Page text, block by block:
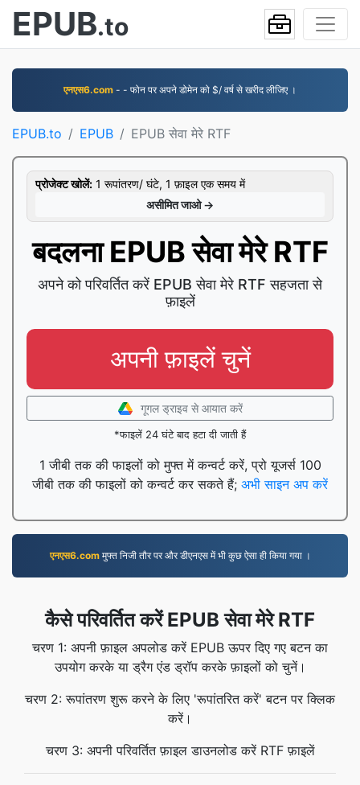
EPUB.to
एनएस6.com - - फोन पर अपने डोमेन को $/ वर्ष से खरीद लीजिए ।
EPUB.to EPUB EPUB सेवा मेरे RTF
प्रोजेक्ट खोलें: 1 रूपांतरण/ घंटे, 1 फ़ाइल एक समय में
असीमित जाओ →
बदलना EPUB सेवा मेरे RTF
अपने को परिवर्तित करें EPUB सेवा मेरे RTF सहजता से
फ़ाइलें
अपनी फ़ाइलें चुनें
गूगल ड्राइव से आयात करें
*फाइलें 24 घंटे बाद हटा दी जाती हैं
1 जीबी तक की फाइलों को मुफ्त में कन्वर्ट करें, प्रो यूजर्स 100
जीबी तक की फाइलों को कन्वर्ट कर सकते हैं; अभी साइन अप करें
एनएस6.comमुफ्त निजी तौर पर और डीएनएस में भी कुछ ऐसा ही किया गया ।
कैसे परिवर्तित करें EPUB सेवा मेरे RTF
चरण 1: अपनी फ़ाइल अपलोड करें EPUB ऊपर दिए गए बटन का
उपयोग करके या ड्रैग एंड ड्रॉप करके फ़ाइलों को चुनें।
चरण 2: रूपांतरण शुरू करने के लिए 'रूपांतरित करें' बटन पर क्लिक
करें।
चरण 3: अपनी परिवर्तित फ़ाइल डाउनलोड करें RTF फ़ाइलें